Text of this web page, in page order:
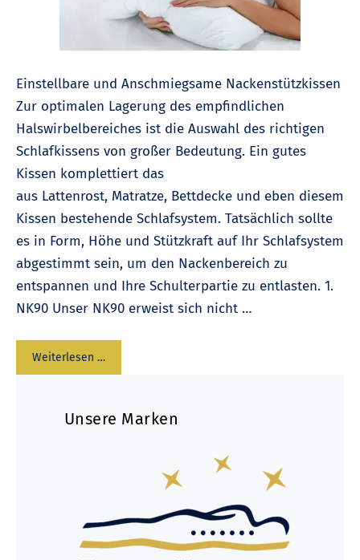
Einstellbare und Anschmiegsame Nackenstützkissen
Zur optimalen Lagerung des empfindlichen
Halswirbelbereiches ist die Auswahl des richtigen
Schlafkissens von großer Bedeutung. Ein gutes
Kissen komplettiert das
aus Lattenrost, Matratze, Bettdecke und eben diesem
Kissen bestehende Schlafsystem. Tatsächlich sollte
es in Form, Höhe und Stützkraft auf Ihr Schlafsystem
abgestimmt sein, um den Nackenbereich zu
entspannen und Ihre Schulterpartie zu entlasten. 1.
NK90 Unser NK90 erweist sich nicht …
Weiterlesen …
Unsere Marken